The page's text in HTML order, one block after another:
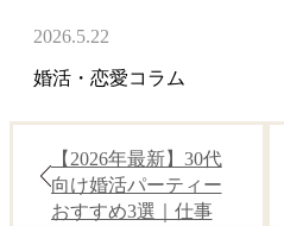
2026.5.22
婚活・恋愛コラム
【2026年最新】30代
向け婚活パーティー
おすすめ3選｜仕事